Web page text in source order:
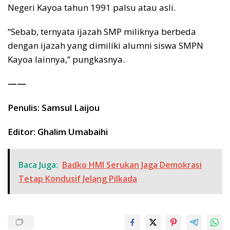
Negeri Kayoa tahun 1991 palsu atau asli.
“Sebab, ternyata ijazah SMP miliknya berbeda
dengan ijazah yang dimiliki alumni siswa SMPN
Kayoa lainnya,” pungkasnya.
——
Penulis: Samsul Laijou
Editor: Ghalim Umabaihi
Baca Juga: Badko HMI Serukan Jaga Demokrasi
Tetap Kondusif Jelang Pilkada